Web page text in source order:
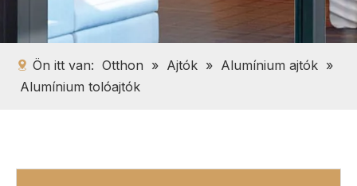
Ön itt van: Otthon » Ajtók » Alumínium ajtók »
Alumínium tolóajtók